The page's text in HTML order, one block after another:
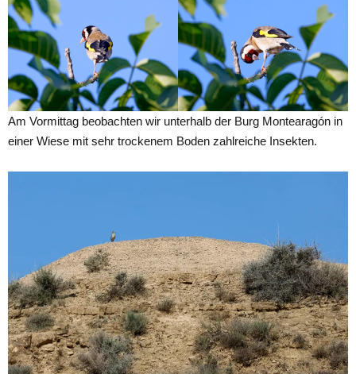
Am Vormittag beobachten wir unterhalb der Burg Montearagón in
einer Wiese mit sehr trockenem Boden zahlreiche Insekten.